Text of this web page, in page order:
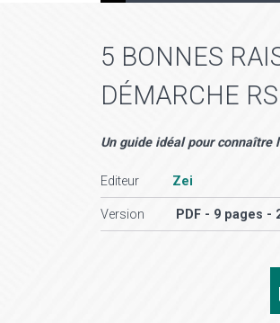
5 BONNES
DÉMARCHE
Un guide idéal pour connaître
Editeur Zei
Version PDF - 9 pages -